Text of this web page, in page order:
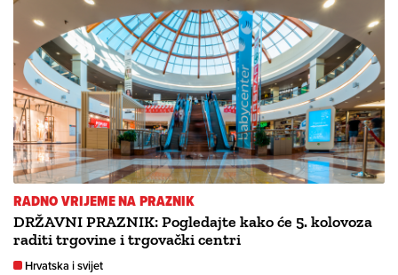
RADNO VRIJEME NA PRAZNIK
DRŽAVNI PRAZNIK: Pogledajte kako će 5. kolovoza
raditi trgovine i trgovački centri
Hrvatska i svijet